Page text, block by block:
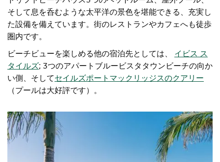
そして息を呑むような太平洋の景色を堪能できる、充実し
た設備を備えています。街のレストランやカフェへも徒歩
圏内です。
ビーチビューを楽しめる他の宿泊先としては、
イビス ス
タイルズ; 3つのアパート ブルービスタ タウンビーチの向か
い側、そしてセイルズポートマックリッジスのクアリー
（プールは大好評です）。